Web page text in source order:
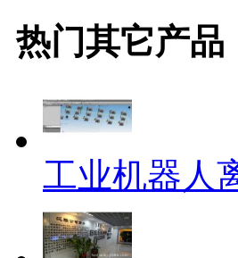
热门其它产品
工业机器人